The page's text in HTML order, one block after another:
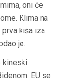
oni će
Klima na
prva kiša iza
je.
kineski
EU se